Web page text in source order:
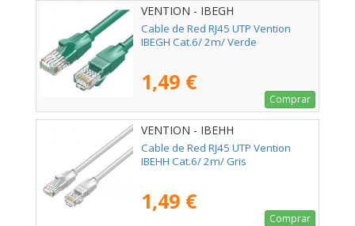
VENTION - IBEGH
Cable de Red RJ45 UTP Vention
IBEGH Cat.6/ 2m/ Verde
1,49 €
Comprar
VENTION - IBEHH
Cable de Red RJ45 UTP Vention
IBEHH Cat.6/ 2m/ Gris
1,49 €
Comprar